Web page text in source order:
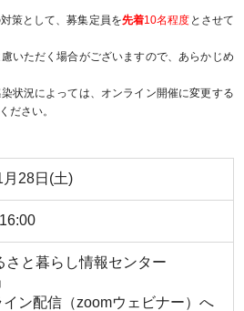
策として、募集定員を先着10名程度 とさせて
いただく場合がございますので、あらかじめ
状況によっては、オンライン開催に変更する
ださい。
28日(土)
さと暮らし情報センター
ン配信（zoomウェビナー）へ